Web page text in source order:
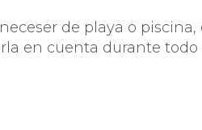
de playa o
en cuenta durante todo